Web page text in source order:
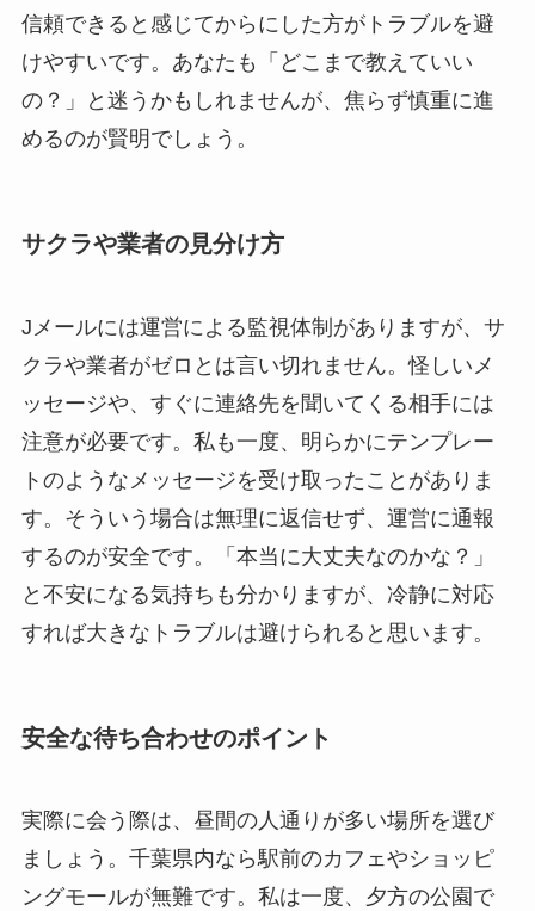
信頼できると感じてからにした方がトラブルを避
けやすいです。あなたも「どこまで教えていい
の？」と迷うかもしれませんが、焦らず慎重に進
めるのが賢明でしょう。
サクラや業者の見分け方
Jメールには運営による監視体制がありますが、サ
クラや業者がゼロとは言い切れません。怪しいメ
ッセージや、すぐに連絡先を聞いてくる相手には
注意が必要です。私も一度、明らかにテンプレー
トのようなメッセージを受け取ったことがありま
す。そういう場合は無理に返信せず、運営に通報
するのが安全です。「本当に大丈夫なのかな？」
と不安になる気持ちも分かりますが、冷静に対応
すれば大きなトラブルは避けられると思います。
安全な待ち合わせのポイント
実際に会う際は、昼間の人通りが多い場所を選び
ましょう。千葉県内なら駅前のカフェやショッピ
ングモールが無難です。私は一度、夕方の公園で